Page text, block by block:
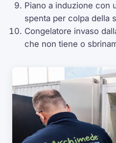
Piano a induzione con
spenta per colpa della
Congelatore invaso
che non tiene o